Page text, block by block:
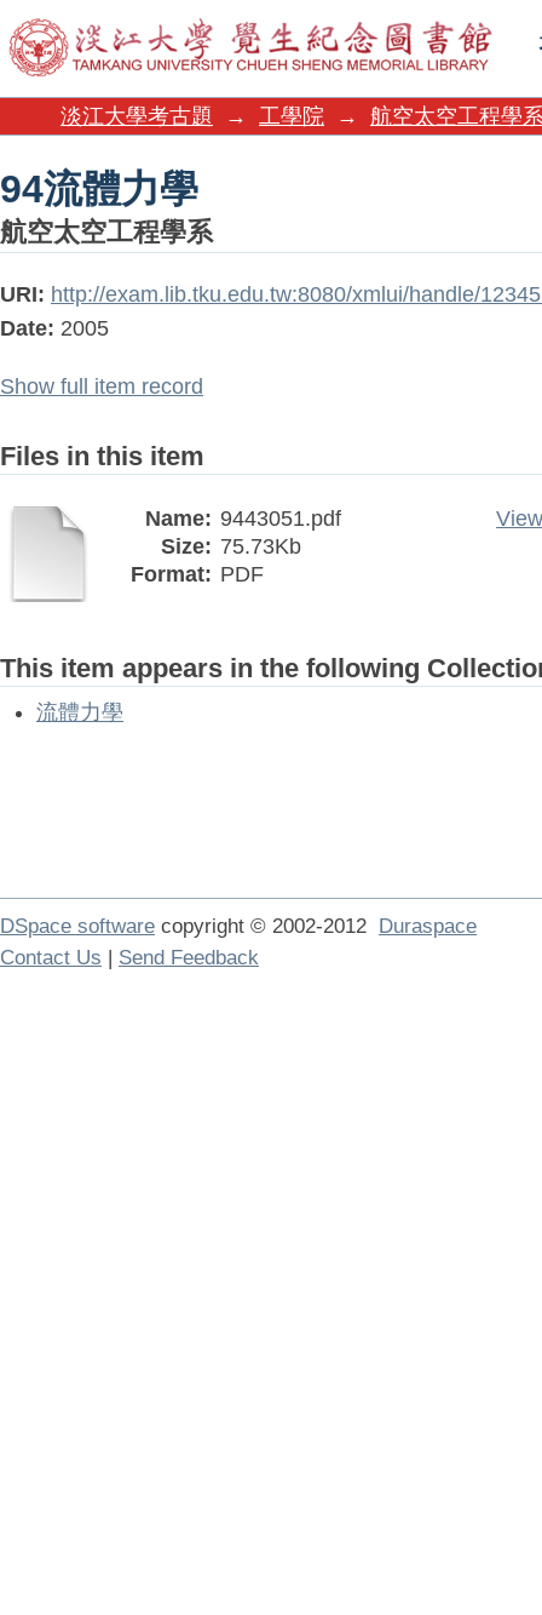
94流體力學
淡江大學考古題 → 工學院 → 航空太空工程學
94流體力學
航空太空工程學系
URI: http://exam.lib.tku.edu.tw:8080/xmlui/handle/
Date: 2005
Show full item record
Files in this item
Name: 9443051.pdf
Size: 75.73Kb
Format: PDF
This item appears in the following
流體力學
DSpace software copyright © 2002-2012 Duraspace
Contact Us | Send Feedback